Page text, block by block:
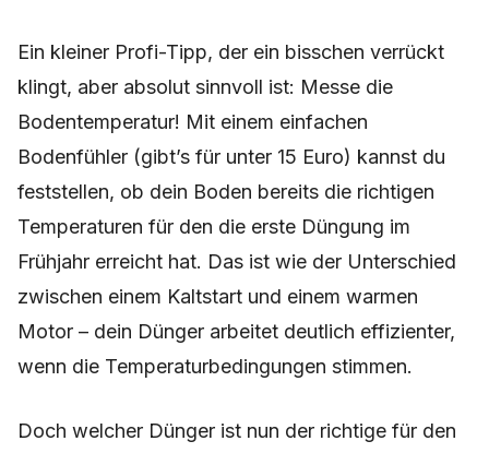
Ein kleiner Profi-Tipp, der ein bisschen verrückt
klingt, aber absolut sinnvoll ist: Messe die
Bodentemperatur! Mit einem einfachen
Bodenfühler (gibt’s für unter 15 Euro) kannst du
feststellen, ob dein Boden bereits die richtigen
Temperaturen für den die erste Düngung im
Frühjahr erreicht hat. Das ist wie der Unterschied
zwischen einem Kaltstart und einem warmen
Motor – dein Dünger arbeitet deutlich effizienter,
wenn die Temperaturbedingungen stimmen.
Doch welcher Dünger ist nun der richtige für den